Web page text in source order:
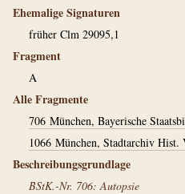
Ehemalige Signaturen
früher Clm 29095,1
Fragment
A
Alle Fragmente
706 München, Bayerische
1066 München, Stadtarchiv
Beschreibungsgrundlage
BStK.-Nr. 706: Autopsie